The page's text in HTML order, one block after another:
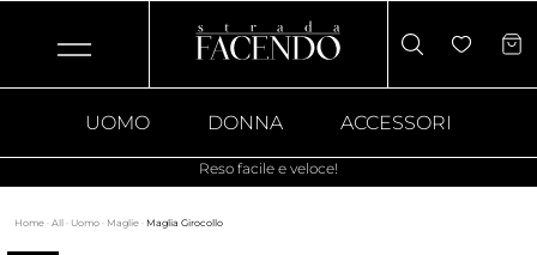
UOMO DONNA ACCESSORI
Reso facile e veloce!
Home · All · Uomo · Maglie · Maglia Girocollo